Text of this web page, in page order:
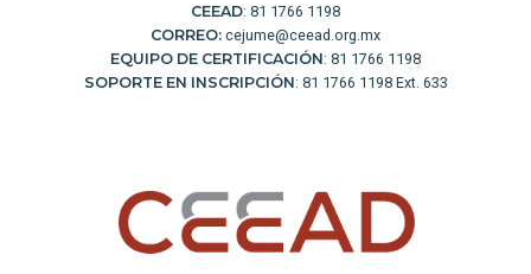
CEEAD: 81 1766 1198
CORREO: cejume@ceead.org.mx
EQUIPO DE CERTIFICACIÓN: 81 1766 1198
SOPORTE EN INSCRIPCIÓN: 81 1766 1198 Ext. 633